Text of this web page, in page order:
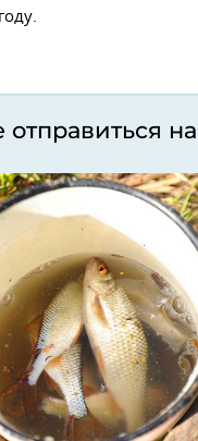
отправиться